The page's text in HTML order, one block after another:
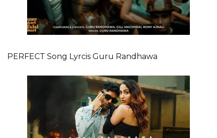
PERFECT Song Lyrcis Guru Randhawa